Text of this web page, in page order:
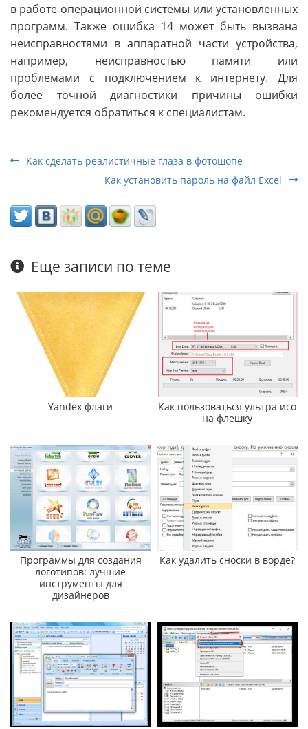
в работе операционной системы или установленных
программ. Также ошибка 14 может быть вызвана
неисправностями в аппаратной части устройства,
например, неисправностью памяти или
проблемами с подключением к интернету. Для
более точной диагностики причины ошибки
рекомендуется обратиться к специалистам.
Как сделать реалистичные глаза в фотошопе
Как установить пароль на файл Excel
Еще записи по теме
Yandex флаги
Как пользоваться ультра исо
на флешку
Программы для создания
логотипов: лучшие
инструменты для
дизайнеров
Как удалить сноски в ворде?